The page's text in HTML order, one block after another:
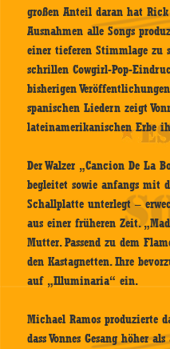
großen Anteil daran hat
Ausnahmen alle Songs
einer tieferen Stimmlage zu
schrillen Cowgirl-Pop-
bisherigen
spanischen Liedern zeigt
lateinamerikanischen Erbe
Der Walzer „Cancion De La
begleitet sowie anfangs mit
Schallplatte unterlegt –
aus einer früheren Zeit.
Mutter. Passend zu dem
den Kastagnetten. Ihre
auf „Illuminaria“ ein.
Michael Ramos produzierte
dass Vonnes Gesang höher